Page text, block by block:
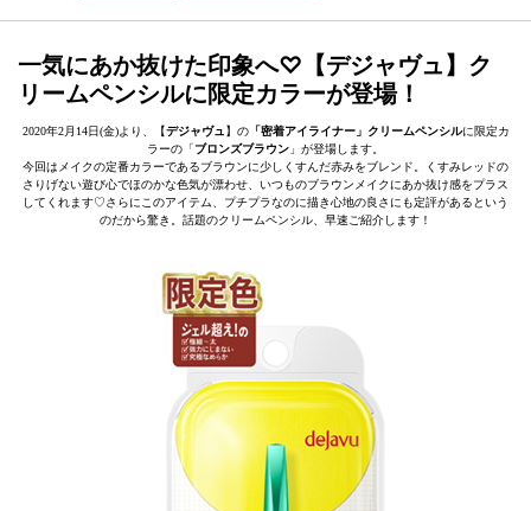
一気にあか抜けた印象へ♡【デジャヴュ】ク
リームペンシルに限定カラーが登場！
2020年2月14日(金)より、【デジャヴュ 】の「密着アイライナー」クリームペンシルに限定カ
ラーの「ブロンズブラウン 」が登場します。
今回はメイクの定番カラーであるブラウンに少しくすんだ赤みをブレンド。くすみレッドの
さりげない遊び心でほのかな色気が漂わせ、いつものブラウンメイクにあか抜け感をプラス
してくれます♡さらにこのアイテム、プチプラなのに描き心地の良さにも定評があるという
のだから驚き。話題のクリームペンシル、早速ご紹介します！